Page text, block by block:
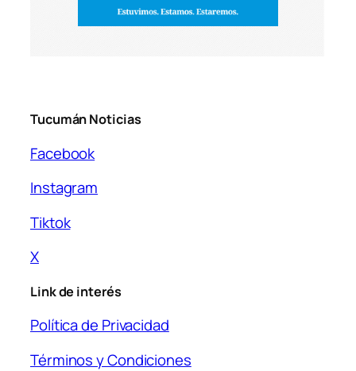
Tucumán Noticias
Facebook
Instagram
Tiktok
X
Link de interés
Política de Privacidad
Términos y Condiciones